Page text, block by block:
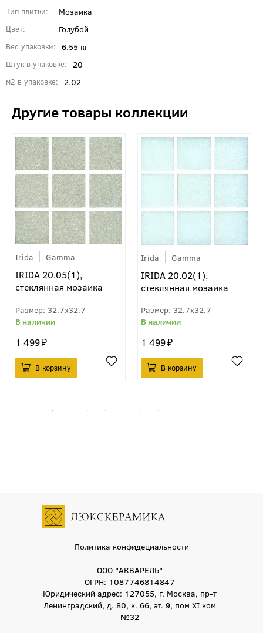
Тип плитки Мозаика
Цвет Голубой
Вес упаковки 6.55 кг
Штук в упаковке 20
м2 в упаковке 2.02
Irida Gamma
IRIDA 20.05(1),
стеклянная мозаика
32.7x32.7
1 499
Irida Gamma
IRIDA 20.02(1),
стеклянная мозаика
32.7x32.7
1 499
Политика конфидециальности
ООО "АКВАРЕЛЬ"
ОГРН: 1087746814847
Юридический адрес: 127055, г. Москва, пр-т
Ленинградский, д. 80, к. 66, эт. 9, пом XI ком
№32